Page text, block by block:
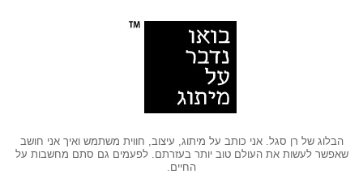
הבלוג של רן סגל. אני כותב על מיתוג, עיצוב, חווית משתמש ואיך אני חושב
שאפשר לעשות את העולם טוב יותר בעזרתם. לפעמים גם סתם מחשבות על
החיים.